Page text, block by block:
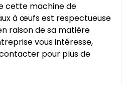
cette machine de
à œufs est respectueuse
raison de sa matière
vous intéresse,
pour plus de